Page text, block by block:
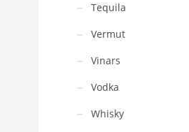
Tequila
Vermut
Vinars
Vodka
Whisky